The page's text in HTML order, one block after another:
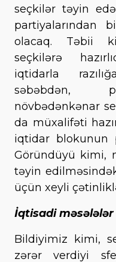
seçkilər təyin
partiyalarından
olacaq. Təbii
seçkilərə
iqtidarla
səbəbdən,
növbədənkənar
da müxalifəti
iqtidar blokunun
Göründüyü kimi,
təyin
üçün xeyli
İqtisadi məsələlər
Bildiyimiz kimi,
zərər verdiyi